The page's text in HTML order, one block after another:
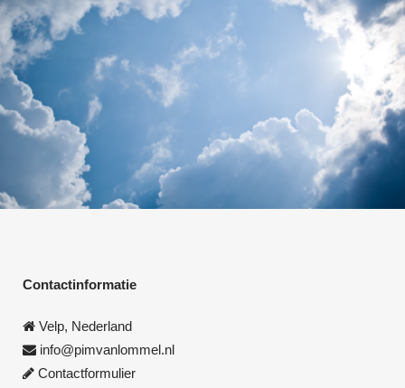
Contactinformatie
Velp, Nederland
info@pimvanlommel.nl
Contactformulier